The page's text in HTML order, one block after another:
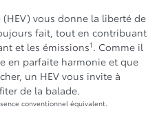
vous donne la liberté de
fait, tout en contribuant
et les émissions1 . Comme il
en parfaite harmonie et que
un HEV vous invite à
de la balade.
conventionnel équivalent.